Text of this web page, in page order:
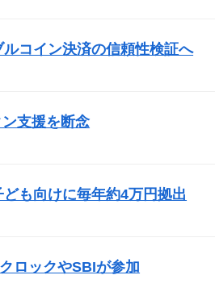
コイン決済の信頼性検証へ
支援を断念
も向けに毎年約4万円拠出
ロックやSBIが参加